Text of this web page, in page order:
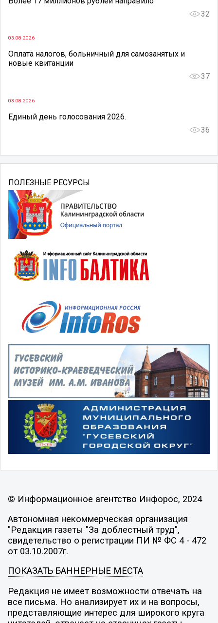
32
03.08.2026
Оплата налогов, больничный для самозанятых и
новые квитанции
37
03.08.2026
Единый день голосования 2026.
36
ПОЛЕЗНЫЕ РЕСУРСЫ
© Информационное агентство Инфорос, 2024
Автономная некоммерческая организация
"Редакция газеты "За доблестный труд",
свидетельство о регистрации ПИ № ФС 4 - 472
от 03.10.2007г.
ПОКАЗАТЬ БАННЕРНЫЕ МЕСТА
Редакция не имеет возможности отвечать на
все письма. Но анализирует их и на вопросы,
представляющие интерес для широкого круга